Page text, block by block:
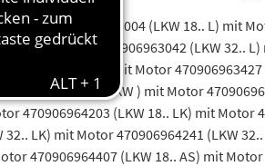
Motor 473900963004 (LKW 18.. L) mit
L) mit Motor 470906963042 (LKW 32..
(LKW 25.. LS) mit Motor
470906964038 (LKW ) mit Motor
470906964203 (LKW 18.. LK) mit
LK) mit Motor 470906964241 (LKW
470906964407 (LKW 18.. AS) mit